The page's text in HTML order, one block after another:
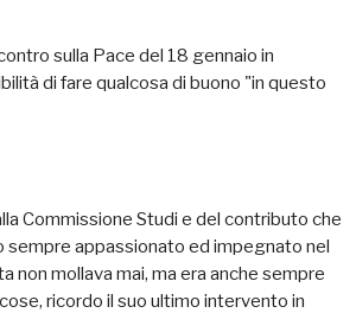
sulla Pace del 18 gennaio in
di fare qualcosa di buono "in questo
Commissione Studi e del contributo che
sempre appassionato ed impegnato nel
non mollava mai, ma era anche sempre
ricordo il suo ultimo intervento in